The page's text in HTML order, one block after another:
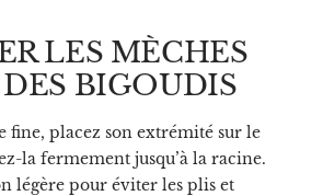
LES MÈCHES
BIGOUDIS
fine, placez son extrémité sur le
la fermement jusqu’à la racine.
légère pour éviter les plis et